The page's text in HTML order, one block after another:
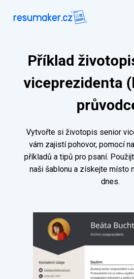
Příklad
viceprezidenta
Vytvořte si životopis senior
vám zajistí pohovor, pomocí
příkladů a tipů pro psaní.
naši šablonu a získejte místo
dnes.